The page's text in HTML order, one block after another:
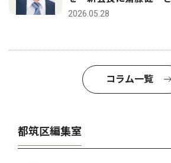
2026.05.28
コラム一覧
都筑区編集室